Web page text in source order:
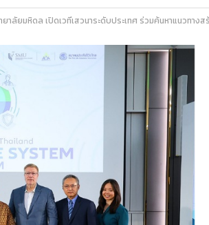
ลัยมหิดล เปิดเวทีเสวนาระดับประเทศ ร่วมค้นหาแนวทาง